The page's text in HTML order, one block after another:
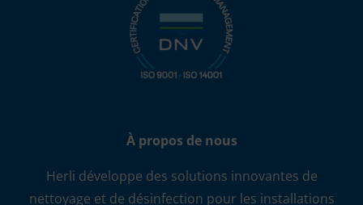
À propos de nous
Herli développe des solutions innovantes de
nettoyage et de désinfection pour les installations